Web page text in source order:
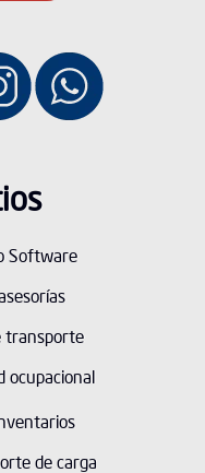
Software
transporte
ocupacional
de carga